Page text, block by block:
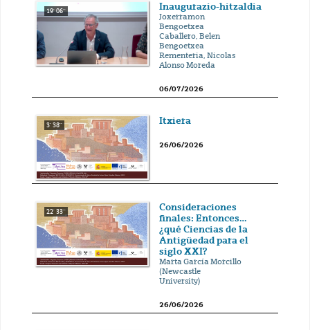
19' 06'' Inaugurazio-hitzaldia
Joxerramon
Bengoetxea
Caballero, Belen
Bengoetxea
Rementeria, Nicolas
Alonso Moreda
06/07/2026
3' 38'' Itxiera
26/06/2026
22' 33''
Consideraciones
finales: Entonces…
¿qué Ciencias de la
Antigüedad para el
siglo XXI?
Marta García Morcillo
(Newcastle
University)
26/06/2026